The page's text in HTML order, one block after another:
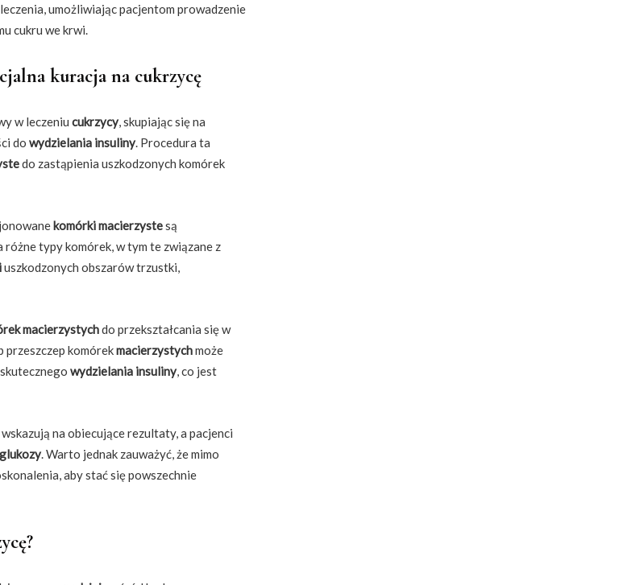
umożliwiając pacjentom prowadzenie
cukru we krwi.
kuracja na cukrzycę
w leczeniu cukrzycy, skupiając się na
do wydzielania insuliny. Procedura ta
do zastąpienia uszkodzonych komórek
komórki macierzystesą
typy komórek, w tym te związane z
uszkodzonych obszarów trzustki,
macierzystychdo przekształcania się w
przeszczep komórekmacierzystychmoże
wydzielania insuliny, co jest
wskazują na obiecujące rezultaty, a pacjenci
. Warto jednak zauważyć, że mimo
aby stać się powszechnie